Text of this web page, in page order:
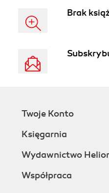
Brak
Twoje Konto
Księgarnia
Wydawnictwo
Współpraca